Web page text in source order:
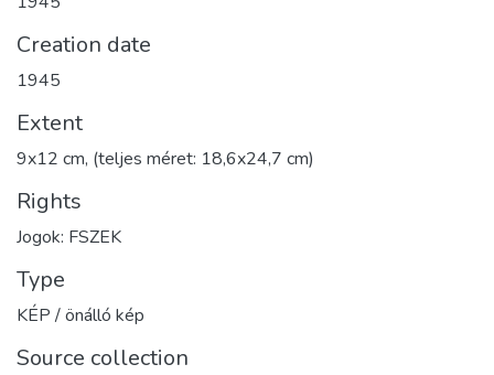
Creation date
1945
Extent
9x12 cm, (teljes méret: 18,6x24,7 cm)
Rights
Jogok: FSZEK
Type
KÉP / önálló kép
Source collection